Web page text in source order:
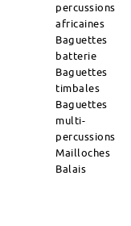
percussions
africaines
Baguettes
batterie
Baguettes
timbales
Baguettes
multi-
percussions
Mailloches
Balais